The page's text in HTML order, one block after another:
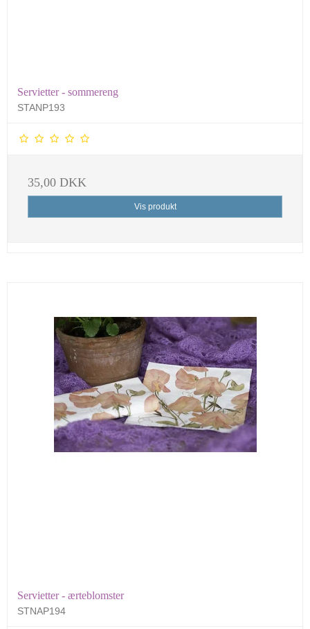
Servietter - sommereng
STANP193
35,00 DKK
Vis produkt
Servietter - ærteblomster
STNAP194